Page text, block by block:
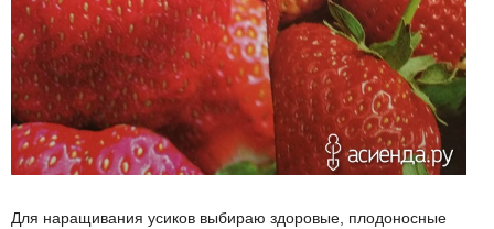
Для наращивания усиков выбираю здоровые, плодоносные